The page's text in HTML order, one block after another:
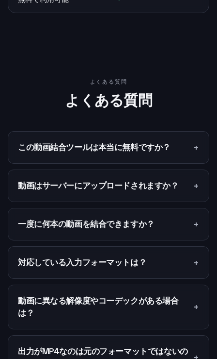
よくある質問
よくある質問
この動画結合ツールは本当に無料ですか？ +
動画はサーバーにアップロードされますか？ +
一度に何本の動画を結合できますか？ +
対応している入力フォーマットは？ +
動画に異なる解像度やコーデックがある場合
は？
+
出力がMP4なのは元のフォーマットではないの